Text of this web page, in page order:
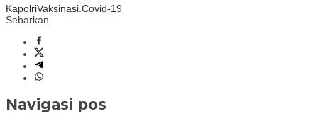
KapolriVaksinasi.Covid-19
Sebarkan
Navigasi pos